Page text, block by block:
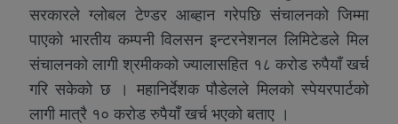
सरकारले ग्लोबल टेण्डर आब्हान गरेपछि संचालनको जिम्मा
पाएको भारतीय कम्पनी विलसन इन्टरनेशनल लिमिटेडले मिल
संचालनको लागी श्रमीकको ज्यालासहित १८ करोड रुपैयाँ खर्च
गरि सकेको छ । महानिर्देशक पौडेलले मिलको स्पेयरपार्टको
लागी मात्रै १० करोड रुपैयाँ खर्च भएको बताए ।